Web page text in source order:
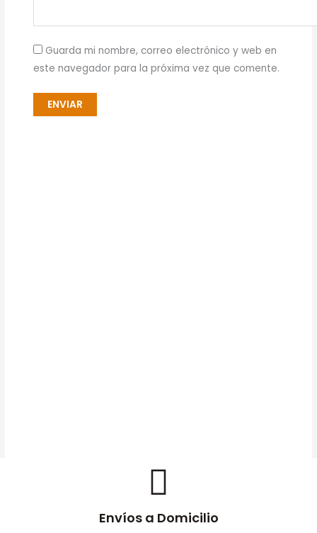
Guarda mi nombre, correo electrónico y web en
este navegador para la próxima vez que comente.
Envíos a Domicilio